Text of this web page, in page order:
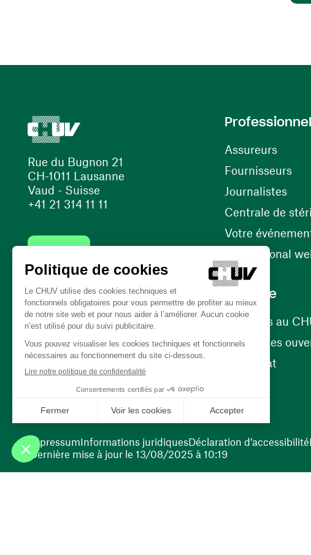
Rue du Bugnon 21
CH-1011 Lausanne
Vaud - Suisse
+41 21 314 11 11
(ouvre une nouvelle fenêtre)
(ouvre une nouvelle fenêtre)
Assureurs
Fournisseurs
Journalistes
Centrale de
Votre
International
Carrière
Carrières au
Nos postes
Bénévolat
Dernière mise à jour le 13/08/2025 à 10:19
ImpressumInformations juridiquesDéclaration d’accessibilité